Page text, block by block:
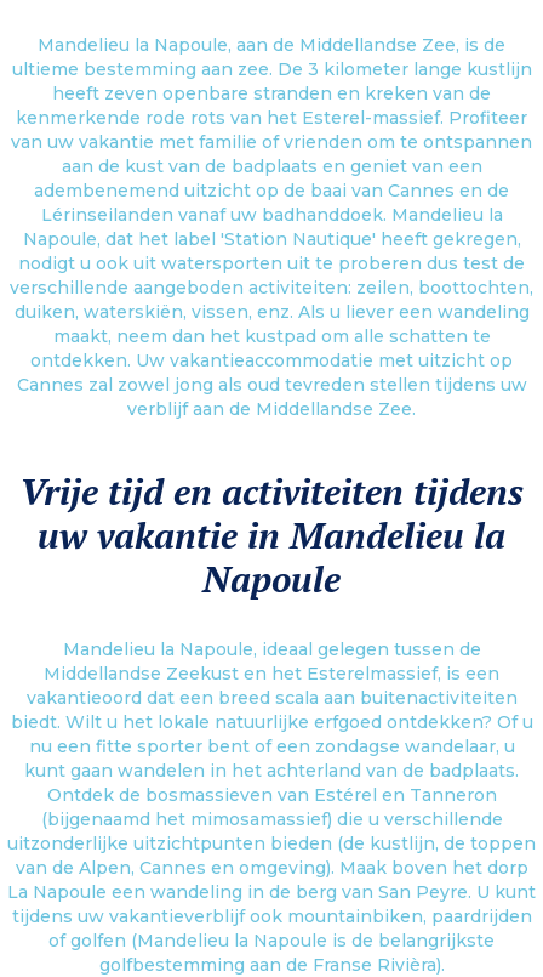
Mandelieu la Napoule, aan de Middellandse Zee, is de
ultieme bestemming aan zee. De 3 kilometer lange kustlijn
heeft zeven openbare stranden en kreken van de
kenmerkende rode rots van het Esterel-massief. Profiteer
van uw vakantie met familie of vrienden om te ontspannen
aan de kust van de badplaats en geniet van een
adembenemend uitzicht op de baai van Cannes en de
Lérinseilanden vanaf uw badhanddoek. Mandelieu la
Napoule, dat het label 'Station Nautique' heeft gekregen,
nodigt u ook uit watersporten uit te proberen dus test de
verschillende aangeboden activiteiten: zeilen, boottochten,
duiken, waterskiën, vissen, enz. Als u liever een wandeling
maakt, neem dan het kustpad om alle schatten te
ontdekken. Uw vakantieaccommodatie met uitzicht op
Cannes zal zowel jong als oud tevreden stellen tijdens uw
verblijf aan de Middellandse Zee.
Vrije tijd en activiteiten tijdens
uw vakantie in Mandelieu la
Napoule
Mandelieu la Napoule, ideaal gelegen tussen de
Middellandse Zeekust en het Esterelmassief, is een
vakantieoord dat een breed scala aan buitenactiviteiten
biedt. Wilt u het lokale natuurlijke erfgoed ontdekken? Of u
nu een fitte sporter bent of een zondagse wandelaar, u
kunt gaan wandelen in het achterland van de badplaats.
Ontdek de bosmassieven van Estérel en Tanneron
(bijgenaamd het mimosamassief) die u verschillende
uitzonderlijke uitzichtpunten bieden (de kustlijn, de toppen
van de Alpen, Cannes en omgeving). Maak boven het dorp
La Napoule een wandeling in de berg van San Peyre. U kunt
tijdens uw vakantieverblijf ook mountainbiken, paardrijden
of golfen (Mandelieu la Napoule is de belangrijkste
golfbestemming aan de Franse Rivièra).